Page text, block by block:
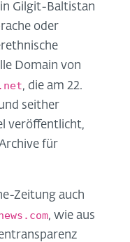
Gilgit-Baltistan
oder
Domain von
, die am 22.
seither
veröffentlicht,
für
Zeitung auch
, wie aus